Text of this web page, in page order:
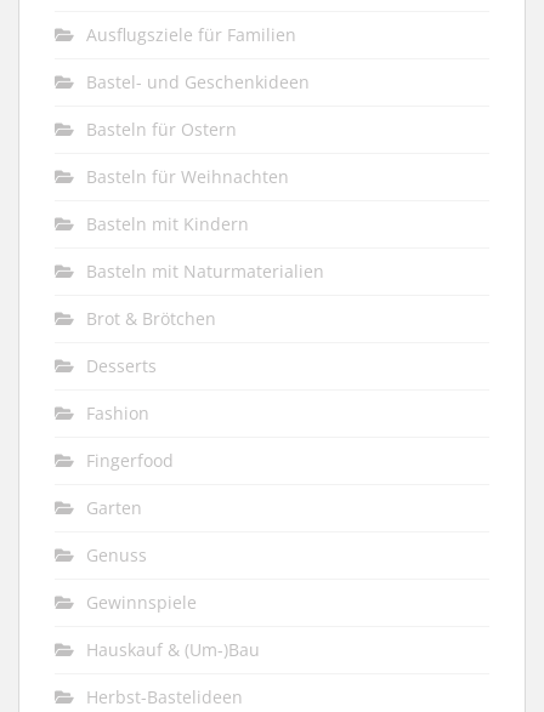
Ausflugsziele für Familien
Bastel- und Geschenkideen
Basteln für Ostern
Basteln für Weihnachten
Basteln mit Kindern
Basteln mit Naturmaterialien
Brot & Brötchen
Desserts
Fashion
Fingerfood
Garten
Genuss
Gewinnspiele
Hauskauf & (Um-)Bau
Herbst-Bastelideen